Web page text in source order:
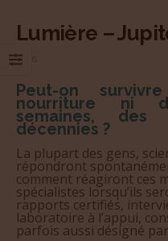
Lumière –
FILMS
Peut-on
nourriture ni
semaines,
décennies ?
La plupart des gens,
répondront
comment réagiront ces
spécialistes lorsqu’ils
rapports certifiés,
laboratoire à l’appui,
parfois aussi désigné